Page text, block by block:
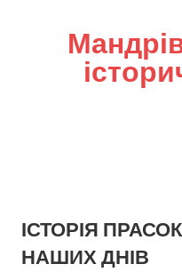
ІСТОРІЯ
НАШИХ ДНІВ